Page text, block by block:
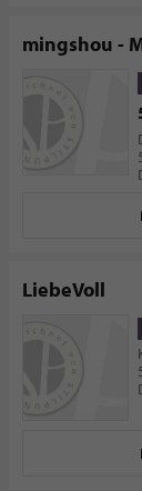
mingshou -
LiebeVoll